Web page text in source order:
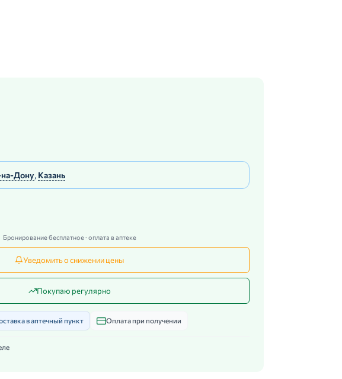
Дону, Казань
Бронирование бесплатное · оплата в аптеке
Уведомить о снижении цены
Покупаю регулярно
в аптечный пункт Оплата при получении